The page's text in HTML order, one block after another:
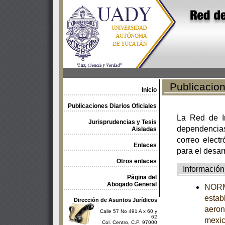
Inicio
Publicaciones Diarios Oficiales
Jurisprudencias y Tesis
Aisladas
Enlaces
Otros enlaces
Página del
Abogado General
Dirección de Asuntos Jurídicos
Calle 57 No 491 A x 60 y
62
Col. Centro, C.P. 97000
La Red de
correo
para el
Información